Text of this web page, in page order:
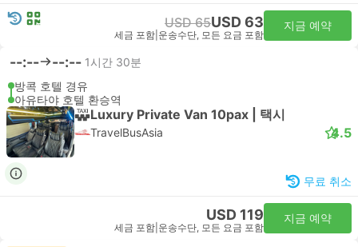
USD 65USD 63
세금 포함 운송수단, 모든 요금 포함
지금 예약
--:-- --:-- 1시간 30분
방콕 호텔 경유
아유타야 호텔 환승역
Luxury Private Van 10pax | 택시
TravelBusAsia 4.5
무료 취소
USD 119
세금 포함 운송수단, 모든 요금 포함
지금 예약